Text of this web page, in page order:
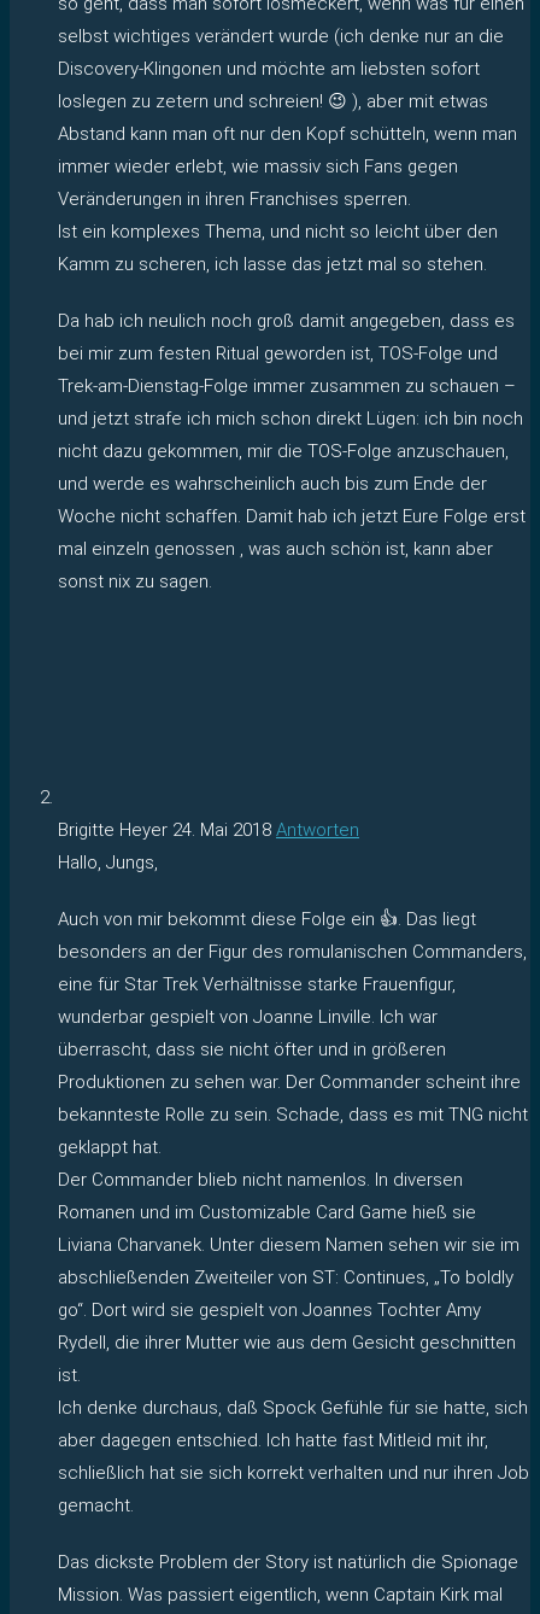
selbst wichtiges verändert wurde (ich denke nur an die
Discovery-Klingonen und möchte am liebsten sofort
loslegen zu zetern und schreien! 😉 ), aber mit etwas
Abstand kann man oft nur den Kopf schütteln, wenn man
immer wieder erlebt, wie massiv sich Fans gegen
Veränderungen in ihren Franchises sperren.
Ist ein komplexes Thema, und nicht so leicht über den
Kamm zu scheren, ich lasse das jetzt mal so stehen.
Da hab ich neulich noch groß damit angegeben, dass es
bei mir zum festen Ritual geworden ist, TOS-Folge und
Trek-am-Dienstag-Folge immer zusammen zu schauen –
und jetzt strafe ich mich schon direkt Lügen: ich bin noch
nicht dazu gekommen, mir die TOS-Folge anzuschauen,
und werde es wahrscheinlich auch bis zum Ende der
Woche nicht schaffen. Damit hab ich jetzt Eure Folge erst
mal einzeln genossen , was auch schön ist, kann aber
sonst nix zu sagen.
Brigitte Heyer 24. Mai 2018 Antworten
Hallo, Jungs,
Auch von mir bekommt diese Folge ein 👍. Das liegt
besonders an der Figur des romulanischen Commanders,
eine für Star Trek Verhältnisse starke Frauenfigur,
wunderbar gespielt von Joanne Linville. Ich war
überrascht, dass sie nicht öfter und in größeren
Produktionen zu sehen war. Der Commander scheint ihre
bekannteste Rolle zu sein. Schade, dass es mit TNG nicht
geklappt hat.
Der Commander blieb nicht namenlos. In diversen
Romanen und im Customizable Card Game hieß sie
Liviana Charvanek. Unter diesem Namen sehen wir sie im
abschließenden Zweiteiler von ST: Continues, „To boldly
go“. Dort wird sie gespielt von Joannes Tochter Amy
Rydell, die ihrer Mutter wie aus dem Gesicht geschnitten
ist.
Ich denke durchaus, daß Spock Gefühle für sie hatte, sich
aber dagegen entschied. Ich hatte fast Mitleid mit ihr,
schließlich hat sie sich korrekt verhalten und nur ihren Job
gemacht.
Das dickste Problem der Story ist natürlich die Spionage
Mission. Was passiert eigentlich, wenn Captain Kirk mal